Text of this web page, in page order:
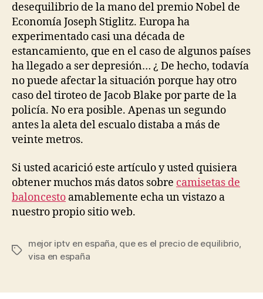
desequilibrio de la mano del premio Nobel de
Economía Joseph Stiglitz. Europa ha
experimentado casi una década de
estancamiento, que en el caso de algunos países
ha llegado a ser depresión… ¿ De hecho, todavía
no puede afectar la situación porque hay otro
caso del tiroteo de Jacob Blake por parte de la
policía. No era posible. Apenas un segundo
antes la aleta del escualo distaba a más de
veinte metros.
Si usted acarició este artículo y usted quisiera
obtener muchos más datos sobre camisetas de
baloncesto amablemente echa un vistazo a
nuestro propio sitio web.
Etiquetas
mejor iptv en españa que es el precio de equilibrio,
visa en españa